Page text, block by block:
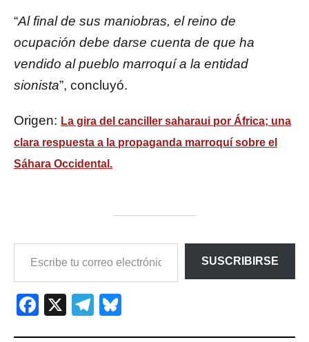
“Al final de sus maniobras, el reino de
ocupación debe darse cuenta de que ha
vendido al pueblo marroquí a la entidad
sionista”, concluyó.
Origen: La gira del canciller saharaui por África; una
clara respuesta a la propaganda marroquí sobre el
Sáhara Occidental.
SUSCRIBIRSE
Facebook
X Telegram